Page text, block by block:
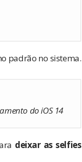
padrão no sistema.
do iOS 14
deixar as selfies